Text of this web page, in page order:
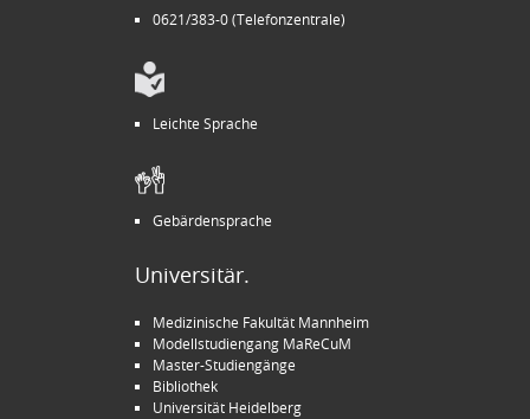
0621/383-0 (Telefonzentrale)
Leichte Sprache
Gebärdensprache
Universitär.
Medizinische Fakultät Mannheim
Modellstudiengang MaReCuM
Master-Studiengänge
Bibliothek
Universität Heidelberg